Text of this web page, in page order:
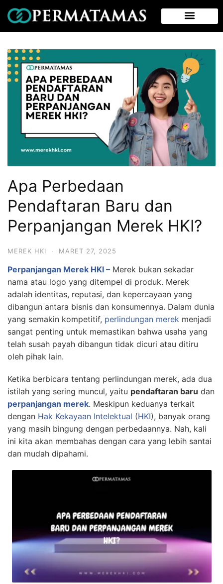
Apa Perbedaan
Pendaftaran Baru dan
Perpanjangan Merek HKI?
MEREK HKI · MARET 27, 2025
Perpanjangan Merek HKI – Merek bukan sekadar
nama atau logo yang ditempel di produk. Merek
adalah identitas, reputasi, dan kepercayaan yang
dibangun antara bisnis dan konsumennya. Dalam dunia
yang semakin kompetitif, perlindungan merek menjadi
sangat penting untuk memastikan bahwa usaha yang
telah susah payah dibangun tidak dicuri atau ditiru
oleh pihak lain.
Ketika berbicara tentang perlindungan merek, ada dua
istilah yang sering muncul, yaitu pendaftaran baru dan
perpanjangan merek. Meskipun keduanya terkait
dengan Hak Kekayaan Intelektual (HKI), banyak orang
yang masih bingung dengan perbedaannya. Nah, kali
ini kita akan membahas dengan cara yang lebih santai
dan mudah dipahami.